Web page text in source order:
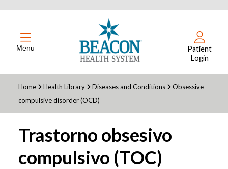
Menu
Patient
Login
Home Health Library Diseases and Conditions
Obsessive-
compulsive disorder (OCD)
Trastorno obsesivo
compulsivo (TOC)